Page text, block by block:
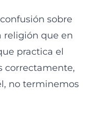
sobre
religión que en
practica el
correctamente,
no terminemos